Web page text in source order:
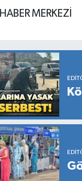
HABER MERKEZİ